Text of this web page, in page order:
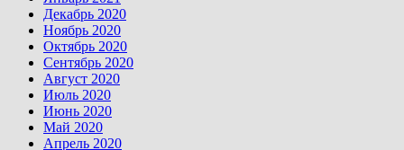
Декабрь 2020
Ноябрь 2020
Октябрь 2020
Сентябрь 2020
Август 2020
Июль 2020
Июнь 2020
Май 2020
Апрель 2020